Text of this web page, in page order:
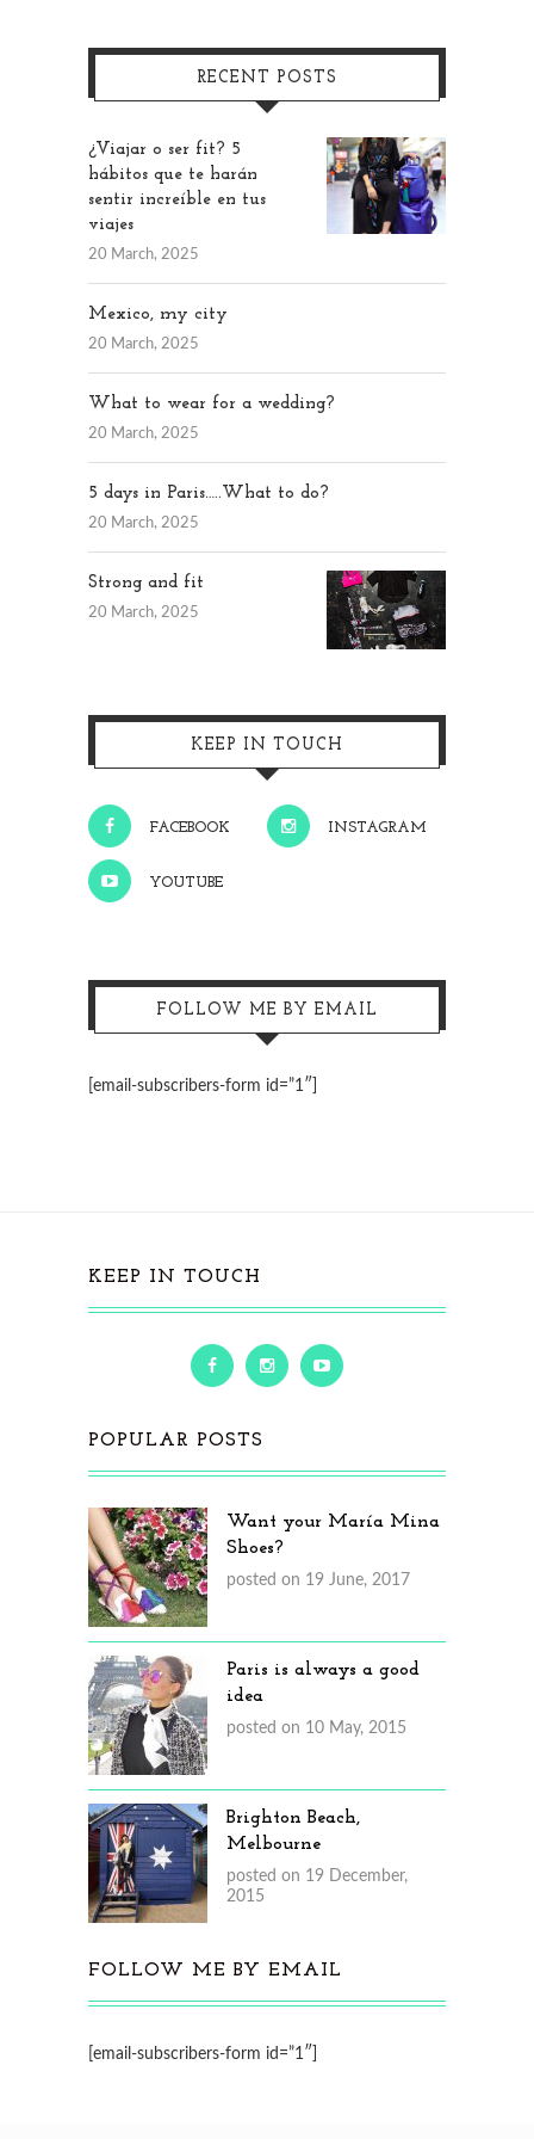
RECENT POSTS
¿Viajar o ser fit? 5
hábitos que te harán
sentir increíble en tus
viajes
20 March, 2025
Mexico, my city
20 March, 2025
What to wear for a wedding?
20 March, 2025
5 days in Paris…..What to do?
20 March, 2025
Strong and fit
20 March, 2025
KEEP IN TOUCH
FACEBOOK INSTAGRAM
YOUTUBE
FOLLOW ME BY EMAIL
[email-subscribers-form id=”1″]
KEEP IN TOUCH
POPULAR POSTS
Want your María Mina
Shoes?
posted on 19 June, 2017
Paris is always a good
idea
posted on 10 May, 2015
Brighton Beach,
Melbourne
posted on 19 December,
2015
FOLLOW ME BY EMAIL
[email-subscribers-form id=”1″]